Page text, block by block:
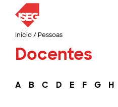
Início/ Pessoas
Docentes
A B C D E F G H